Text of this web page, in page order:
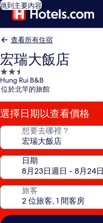
跳到主要內容
查看所有住宿
宏瑞大飯店
2.5
星
級
住
宿
Hung Rui B&B
位於北竿的旅館
選擇日期以查看價格
想要去哪裡？
日期
旅客